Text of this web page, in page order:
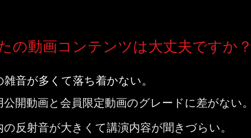
の動画コンテンツは大丈夫ですか？
雑音が多くて落ち着かない。
公開動画と会員限定動画のグレードに差がない。
の反射音が大きくて講演内容が聞きづらい。